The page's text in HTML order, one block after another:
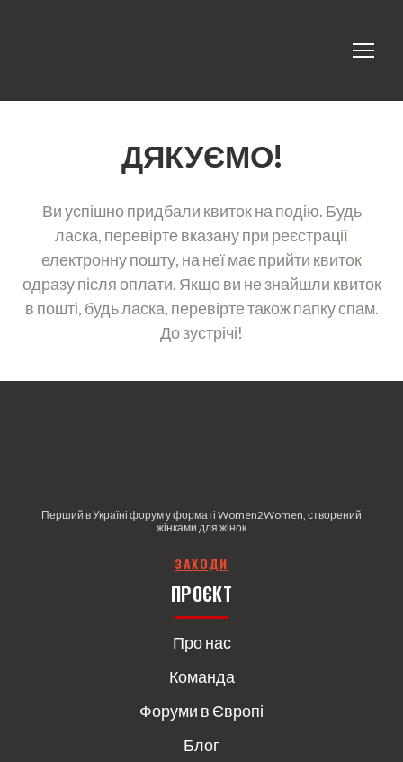
ДЯКУЄМО!
Ви успішно придбали квиток на подію. Будь
ласка, перевірте вказану при реєстрації
електронну пошту, на неї має прийти квиток
одразу після оплати. Якщо ви не знайшли квиток
в пошті, будь ласка, перевірте також папку спам.
До зустрічі!
Перший в Україні форум у форматі Women2Women, створений
жінками для жінок
ЗАХОДИ
ПРОЄКТ
Про нас
Команда
Форуми в Європі
Блог